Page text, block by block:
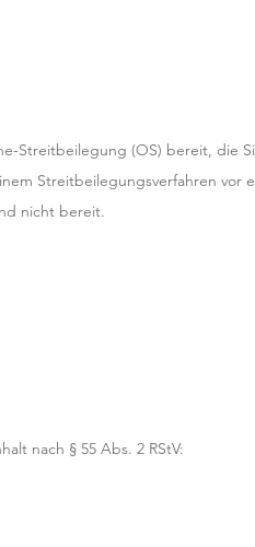
Streitbeilegung (OS) bereit, die
Streitbeilegungsverfahren vor
nicht bereit.
nach § 55 Abs. 2 RStV: